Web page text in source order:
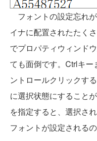
フォントの設定忘れ
イナに配置されたたく
でプロパティウィンド
ても面倒です。Ctrlキー
ントロールクリックす
に選択状態にすること
を指定すると、選択さ
フォントが設定されるの